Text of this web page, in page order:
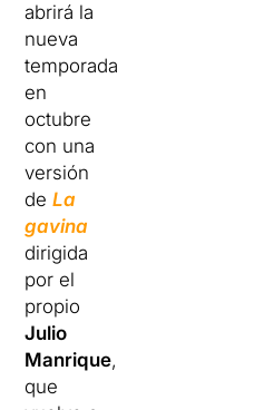
abrirá la
nueva
temporada
en
octubre
con una
versión
deLa
gavina
dirigida
por el
propio
Julio
Manrique,
que